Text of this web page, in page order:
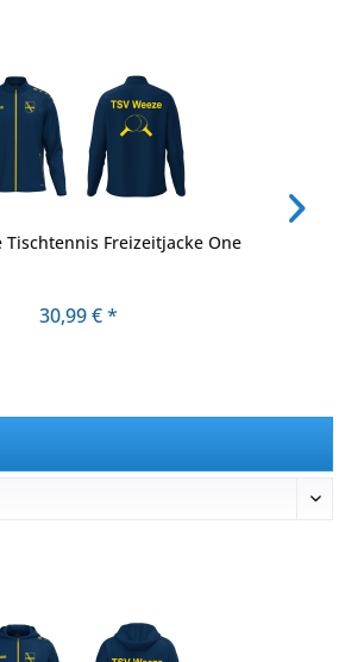
Tischtennis Freizeitjacke One
30,99 € *